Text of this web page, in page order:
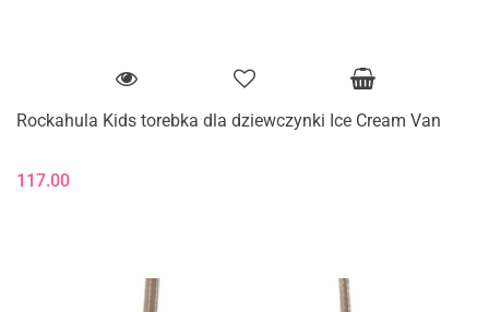
Rockahula Kids torebka dla dziewczynki Ice Cream Van
117.00